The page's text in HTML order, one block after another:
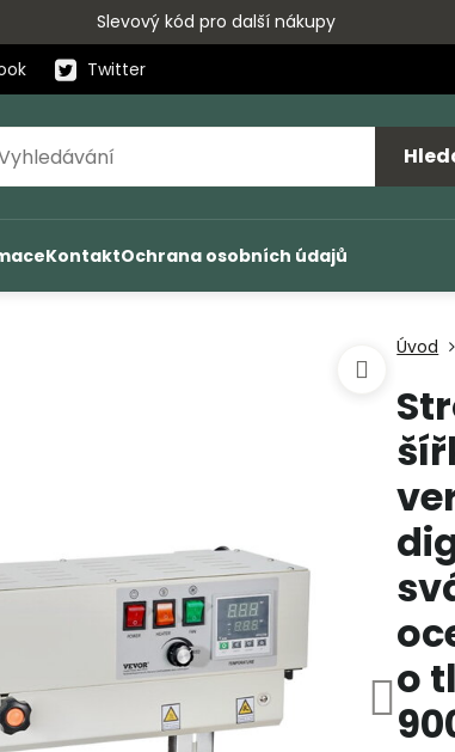
Slevový kód pro další nákupy
Twitter
KontaktOchrana osobních údajů
Úvod
o